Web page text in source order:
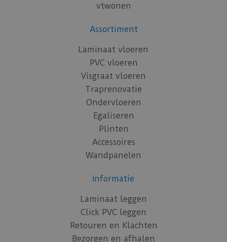
vtwonen
Assortiment
Laminaat vloeren
PVC vloeren
Visgraat vloeren
Traprenovatie
Ondervloeren
Egaliseren
Plinten
Accessoires
Wandpanelen
Informatie
Laminaat leggen
Click PVC leggen
Retouren en Klachten
Bezorgen en afhalen